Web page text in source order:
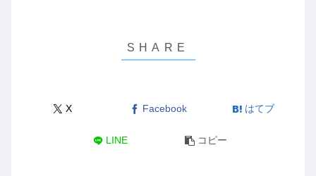
X Facebook はてブ
LINE コピー